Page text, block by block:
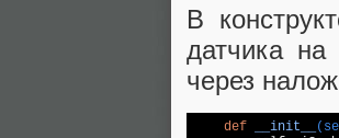
В
датчика
через
def __init__